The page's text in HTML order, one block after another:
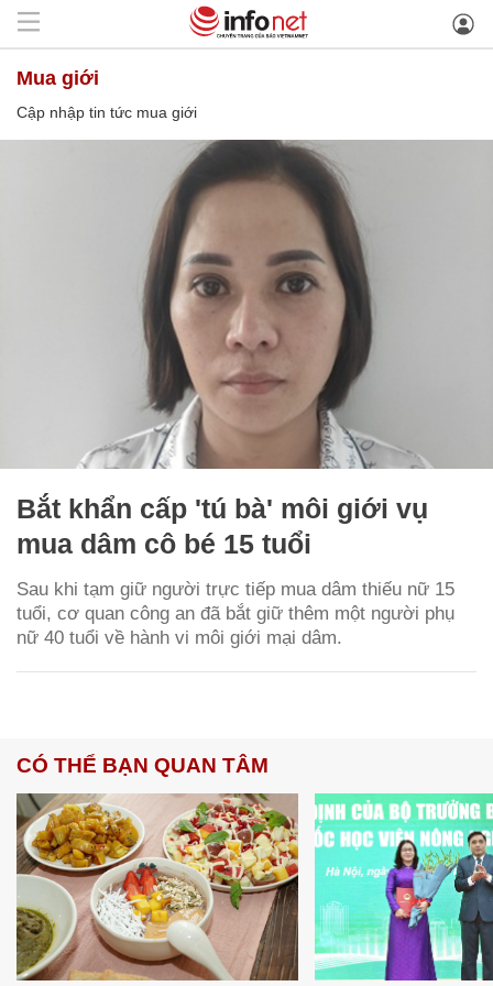
mua giới
Cập nhập tin tức mua giới
Bắt khẩn cấp 'tú bà' môi giới vụ
mua dâm cô bé 15 tuổi
Sau khi tạm giữ người trực tiếp mua dâm thiếu nữ 15
tuổi, cơ quan công an đã bắt giữ thêm một người phụ
nữ 40 tuổi về hành vi môi giới mại dâm.
CÓ THỂ BẠN QUAN TÂM